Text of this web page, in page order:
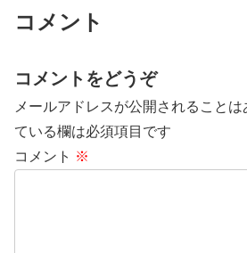
コメント
コメントをどうぞ
メールアドレスが公開されることは
ている欄は必須項目です
コメント ※